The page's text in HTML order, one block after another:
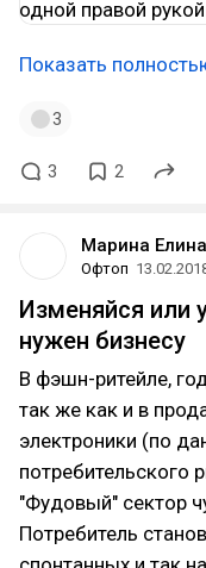
Показать
3
3 2
Марина Елина
Офтоп
Изменяйся или
нужен бизнесу
В фэшн-ритейле,
так же как и в
электроники (по
потребительского
"Фудовый" сектор
Потребитель